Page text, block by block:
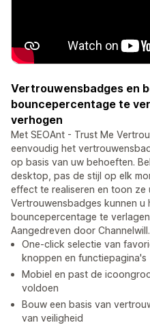
Vertrouwensbadges en
bouncepercentage te
verhogen
Met SEOAnt - Trust Me
eenvoudig het
op basis van uw behoeften.
desktop, pas de stijl op elk
effect te realiseren en toon ze
Vertrouwensbadges kunnen u
bouncepercentage te
Aangedreven door Channelwill.
One-click selectie van
knoppen en functiepagina's
Mobiel en past de
voldoen
Bouw een basis van
van veiligheid